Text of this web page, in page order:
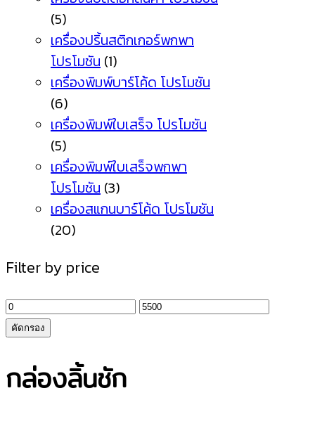
(5)
เครื่องปริ้นสติกเกอร์พกพา
โปรโมชัน (1)
เครื่องพิมพ์บาร์โค้ด โปรโมชัน
(6)
เครื่องพิมพ์ใบเสร็จ โปรโมชัน
(5)
เครื่องพิมพ์ใบเสร็จพกพา
โปรโมชัน (3)
เครื่องสแกนบาร์โค้ด โปรโมชัน
(20)
Filter by price
ราคา
ต่ำ
ราคา
คัดกรอง
กล่องลิ้นชัก